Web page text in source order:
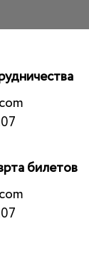
билетов